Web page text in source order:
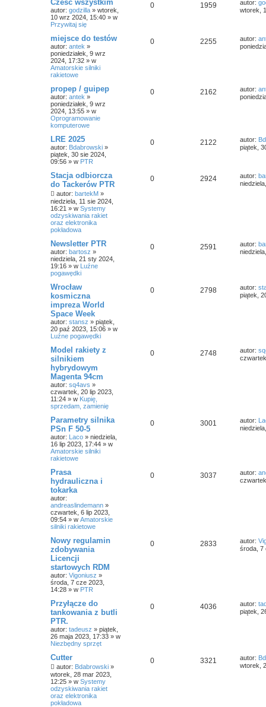
Cześć wszystkim
autor: godzilla » wtorek,
10 wrz 2024, 15:40 » w
Przywitaj się
0 1959 autor:
wtorek,
miejsce do testów
autor: antek »
poniedziałek, 9 wrz
2024, 17:32 » w
Amatorskie silniki
rakietowe
0 2255 autor:
propep / guipep
autor: antek »
poniedziałek, 9 wrz
2024, 13:55 » w
Oprogramowanie
komputerowe
0 2162 autor:
LRE 2025
autor: Bdabrowski »
piątek, 30 sie 2024,
09:56 » w PTR
0 2122 autor:
piątek,
Stacja odbiorcza
do Tackerów PTR
autor: bartekM »
niedziela, 11 sie 2024,
16:21 » w Systemy
odzyskiwania rakiet
oraz elektronika
pokładowa
0 2924 autor:
Newsletter PTR
autor: bartosz »
niedziela, 21 sty 2024,
19:16 » w Luźne
pogawędki
0 2591 autor:
Wrocław
kosmiczna
impreza World
Space Week
autor: stansz » piątek,
20 paź 2023, 15:06 » w
Luźne pogawędki
0 2798 autor:
piątek,
Model rakiety z
silnikiem
hybrydowym
Magenta 94cm
autor: sq4avs »
czwartek, 20 lip 2023,
11:24 » w Kupię,
sprzedam, zamienię
0 2748 autor:
Parametry silnika
PSn F 50-5
autor: Laco » niedziela,
16 lip 2023, 17:44 » w
Amatorskie silniki
rakietowe
0 3001 autor:
Prasa
hydrauliczna i
tokarka
autor:
andreaslindemann »
czwartek, 6 lip 2023,
09:54 » w Amatorskie
silniki rakietowe
0 3037 autor:
Nowy regulamin
zdobywania
Licencji
startowych RDM
autor: Vigoniusz »
środa, 7 cze 2023,
14:28 » w PTR
0 2833 autor:
środa, 7
Przyłącze do
tankowania z butli
PTR.
autor: tadeusz » piątek,
26 maja 2023, 17:33 » w
Niezbędny sprzęt
0 4036 autor:
piątek,
Cutter
autor: Bdabrowski »
wtorek, 28 mar 2023,
12:25 » w Systemy
odzyskiwania rakiet
oraz elektronika
pokładowa
0 3321 autor:
wtorek,